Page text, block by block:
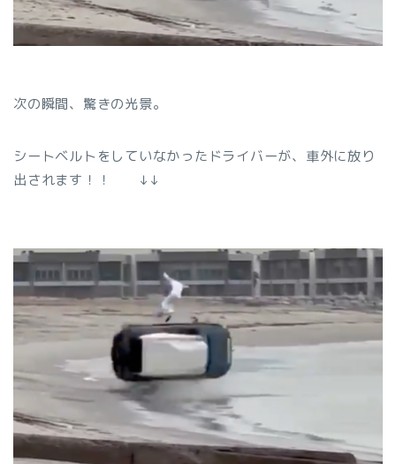
次の瞬間、驚きの光景。
シートベルトをしていなかったドライバーが、車外に放り
出されます！！ ↓↓